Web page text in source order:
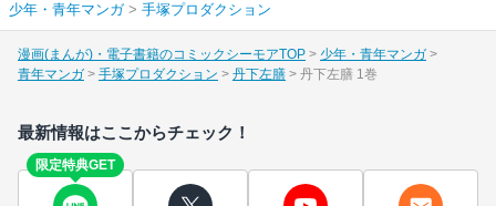
少年・青年マンガ> 手塚プロダクション
漫画(まんが)・電子書籍のコミックシーモアTOP
少年・青年マンガ
青年マンガ
手塚プロダクション 丹下左膳 丹下左膳 1巻
最新情報はここからチェック！
限定特典GET